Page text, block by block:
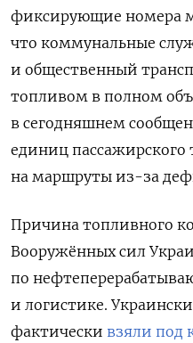
фиксирующие номера
что коммунальные
и общественный
топливом в полном
в сегодняшнем
единиц
на маршруты из-за
Причина топливного
Вооружённых сил
по
и логистике.
фактически взяли под